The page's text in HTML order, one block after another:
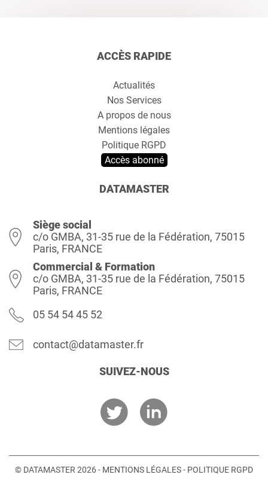
ACCÈS RAPIDE
Actualités
Nos Services
A propos de nous
Mentions légales
Politique RGPD
Accès abonné
DATAMASTER
Siège social
c/o GMBA, 31-35 rue de la Fédération, 75015
Paris, FRANCE
Commercial & Formation
c/o GMBA, 31-35 rue de la Fédération, 75015
Paris, FRANCE
05 54 54 45 52
contact@datamaster.fr
SUIVEZ-NOUS
© DATAMASTER 2026 - MENTIONS LÉGALES- POLITIQUE RGPD